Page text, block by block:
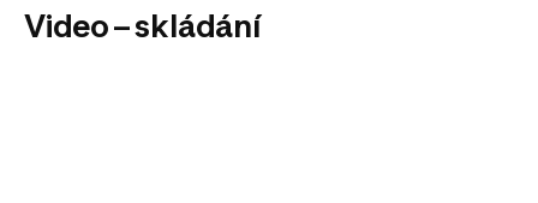
Video – skládání